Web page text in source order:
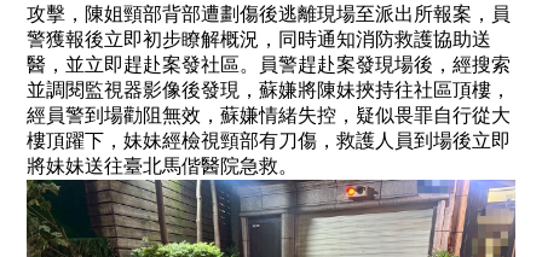
攻擊，陳姐頸部背部遭劃傷後逃離現場至派出所報案，員
警獲報後立即初步瞭解概況，同時通知消防救護協助送
醫，並立即趕赴案發社區。員警趕赴案發現場後，經搜索
並調閱監視器影像後發現，蘇嫌將陳妹挾持往社區頂樓，
經員警到場勸阻無效，蘇嫌情緒失控，疑似畏罪自行從大
樓頂躍下，妹妹經檢視頸部有刀傷，救護人員到場後立即
將妹妹送往臺北馬偕醫院急救。